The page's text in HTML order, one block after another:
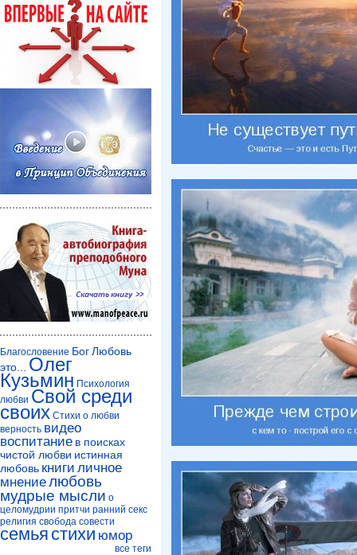
Благословение БогЛюбовь
это...
Олег
Кузьмин Психология
любви Свой среди
своих Стихи о любви
верность видео
воспитание в поисках
чистой любви истинная
любовь книги личное
мнениелюбовь
мудрые мысли о
целомудрии притчи ранний секс
религия свобода совести
семья стихи юмор
все теги